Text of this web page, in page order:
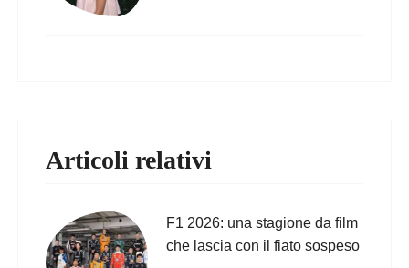
Articoli relativi
F1 2026: una stagione da film
che lascia con il fiato sospeso